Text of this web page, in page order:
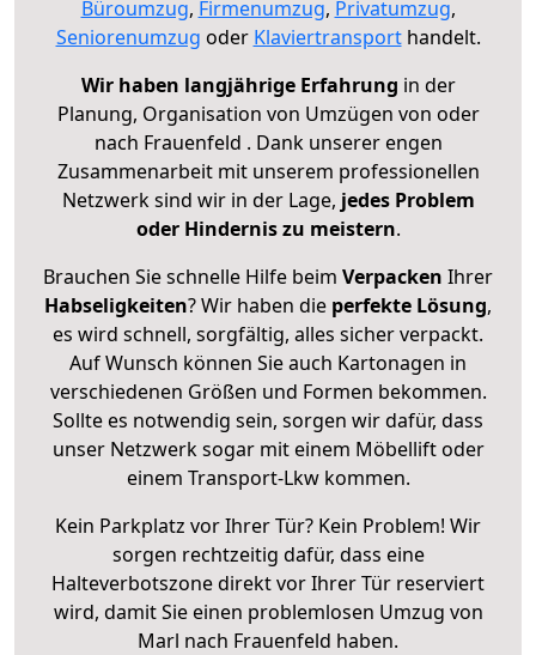
Büroumzug, Firmenumzug, Privatumzug,
Seniorenumzug oder Klaviertransporthandelt.
Wir haben langjährige Erfahrung in der
Planung, Organisation von Umzügen von oder
nach Frauenfeld . Dank unserer engen
Zusammenarbeit mit unserem professionellen
Netzwerk sind wir in der Lage, jedes Problem
oder Hindernis zu meistern.
Brauchen Sie schnelle Hilfe beim Verpacken Ihrer
Habseligkeiten? Wir haben die perfekte Lösung,
es wird schnell, sorgfältig, alles sicher verpackt.
Auf Wunsch können Sie auch Kartonagen in
verschiedenen Größen und Formen bekommen.
Sollte es notwendig sein, sorgen wir dafür, dass
unser Netzwerk sogar mit einem Möbellift oder
einem Transport-Lkw kommen.
Kein Parkplatz vor Ihrer Tür? Kein Problem! Wir
sorgen rechtzeitig dafür, dass eine
Halteverbotszone direkt vor Ihrer Tür reserviert
wird, damit Sie einen problemlosen Umzug von
Marl nach Frauenfeld haben.